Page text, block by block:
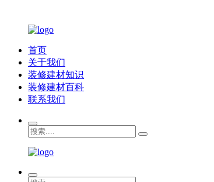
首页
关于我们
装修建材知识
装修建材百科
联系我们